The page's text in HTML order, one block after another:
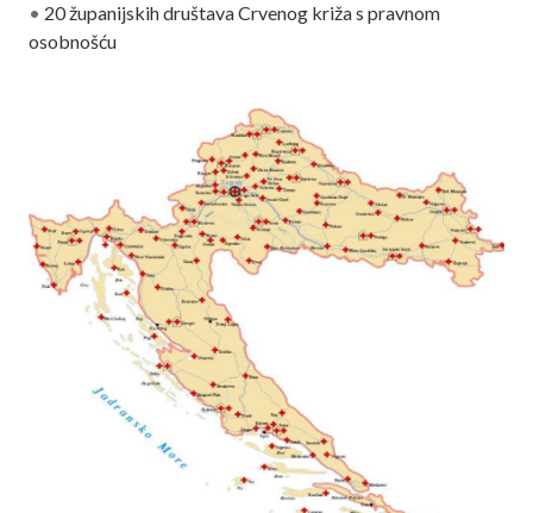
• 20 županijskih društava Crvenog križa s pravnom
osobnošću